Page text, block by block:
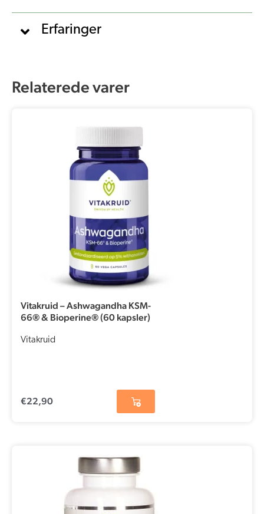
Erfaringer
Relaterede varer
Vitakruid – Ashwagandha KSM-
66® & Bioperine® (60 kapsler)
Vitakruid
€22,90